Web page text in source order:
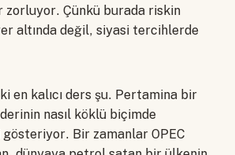
zorluyor. Çünkü burada riskin
altında değil, siyasi tercihlerde
en kalıcı ders şu. Pertamina bir
nasıl köklü biçimde
Bir zamanlar OPEC